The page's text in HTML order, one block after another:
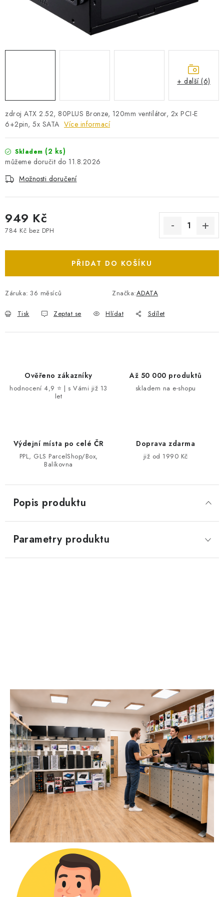
zdroj ATX 2.52, 80PLUS Bronze, 120mm ventilátor, 2x PCI-E
6+2pin, 5x SATA Více informací
Skladem (2 ks)
11.8.2026
Možnosti doručení
949 Kč
784 Kč bez DPH
PŘIDAT DO KOŠÍKU
Záruka: 36 měsíců Značka:ADATA
Tisk Zeptat se Hlídat Sdílet
+ další (6)
Ověřeno zákazníky
hodnocení 4,9 ⭐ | s Vámi již 13
let
Až 50 000 produktů
skladem na e-shopu
Výdejní místa po celé ČR
PPL, GLS ParcelShop/Box,
Balíkovna
Doprava zdarma
již od 1990 Kč
Popis produktu
Parametry produktu